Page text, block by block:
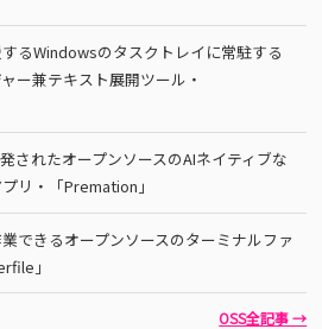
るWindowsのタスクトレイに常駐する
ー兼テキスト展開ツール・
されたオープンソースのAIネイティブな
リ・「Premation」
できるオープンソースのターミナルファ
」
OSS全記事 →